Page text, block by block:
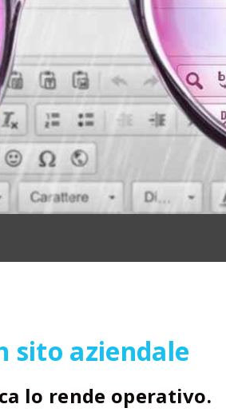
sito aziendale
lo rende operativo.